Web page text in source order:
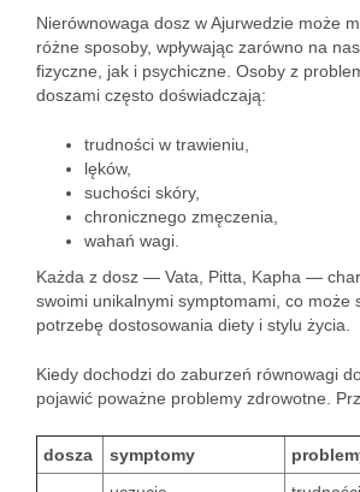
Nierównowaga dosz w Ajurwedzie może
różne sposoby, wpływając zarówno na
fizyczne, jak i psychiczne. Osoby z
doszami często doświadczają:
trudności w trawieniu,
lęków,
suchości skóry,
chronicznego zmęczenia,
wahań wagi.
Każda z dosz — Vata, Pitta, Kapha —
swoimi unikalnymi symptomami, co może
potrzebę dostosowania diety i stylu życia.
Kiedy dochodzi do zaburzeń równowagi
pojawić poważne problemy zdrowotne.
dosza symptomy